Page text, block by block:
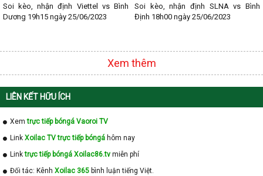
Soi kèo, nhận định Viettel vs Bình
Dương 19h15 ngày 25/06/2023
Soi kèo, nhận định SLNA vs Bình
Định 18h00 ngày 25/06/2023
Xem thêm
LIÊN KẾT HỮU ÍCH
Xemtrực tiếp bóngá Vaoroi TV
Link Xoilac TV trực tiếp bóngá hôm nay
Linktrực tiếp bóngá Xoilac86.tv miễn phí
Đối tác: Kênh Xoilac 365 bình luận tiếng Việt.